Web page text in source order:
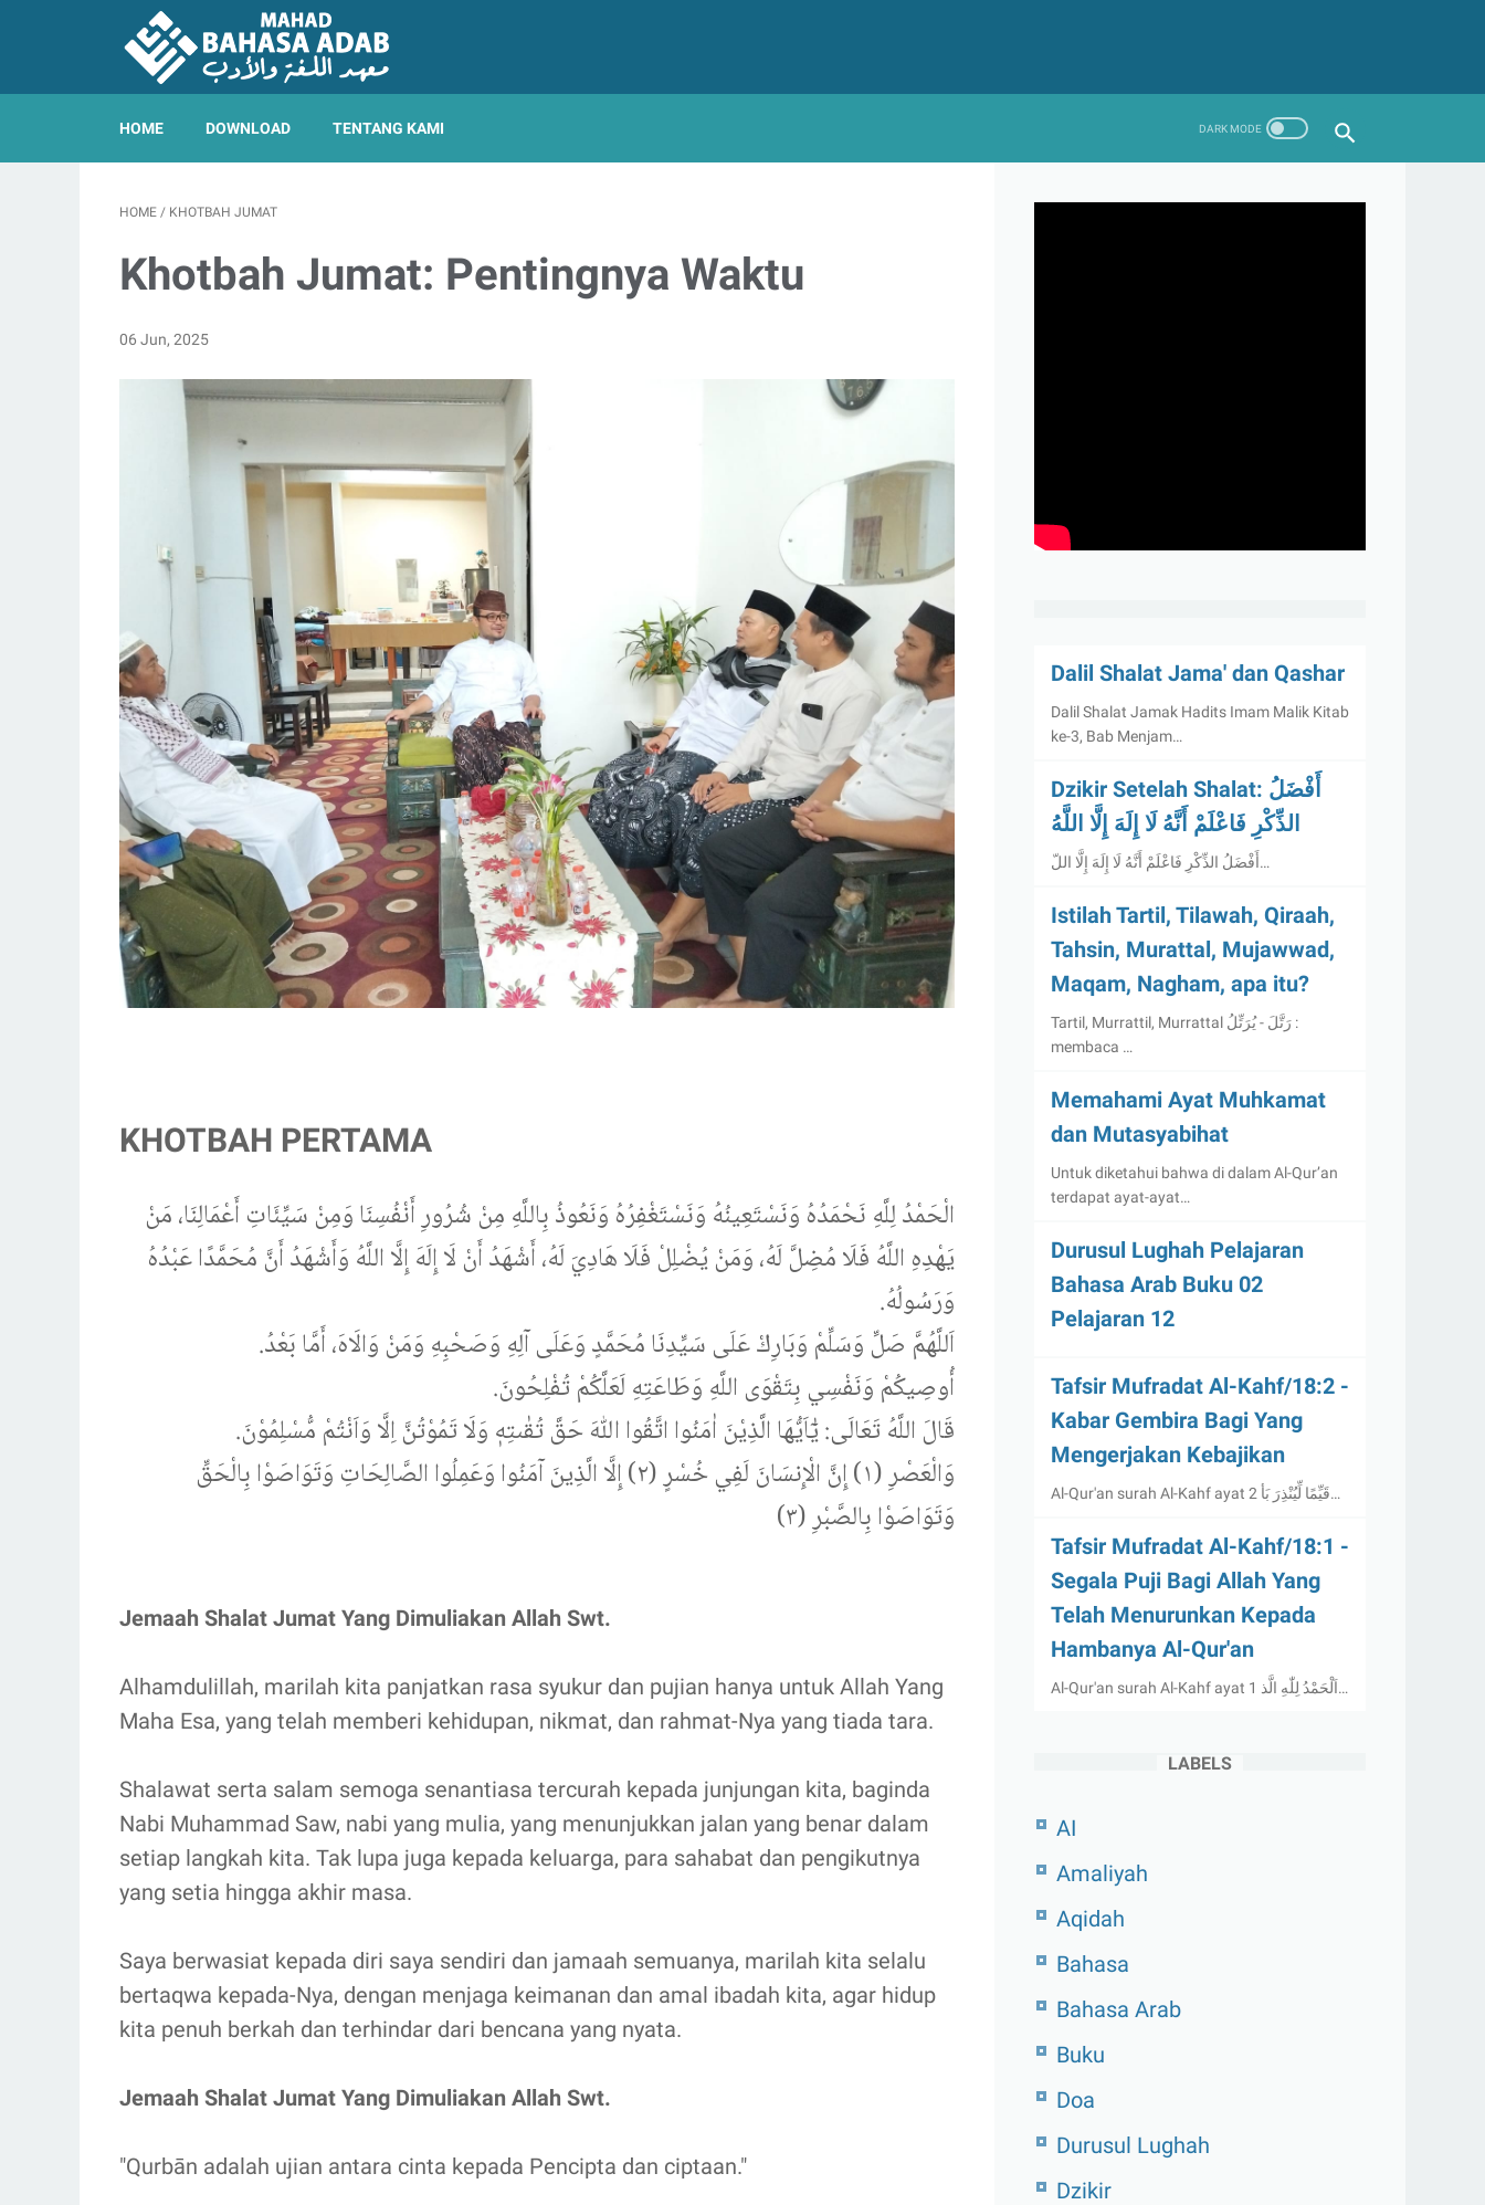
HOME DOWNLOAD TENTANG KAMI
HOME / KHOTBAH JUMAT
Khotbah Jumat: Pentingnya Waktu
06 Jun, 2025
KHOTBAH PERTAMA
الْحَمْدُ لِلَّهِ نَحْمَدُهُ وَنَسْتَعِينُهُ وَنَسْتَغْفِرُهُ وَنَعُوذُ بِاللَّهِ مِنْ شُرُورِ أَنْفُسِنَا وَمِنْ سَيِّئَاتِ أَعْمَالِنَا، مَنْ
يَهْدِهِ اللَّهُ فَلَا مُضِلَّ لَهُ، وَمَنْ يُضْلِلْ فَلَا هَادِيَ لَهُ، أَشْهَدُ أَنْ لَا إِلَهَ إِلَّا اللَّهُ وَأَشْهَدُ أَنَّ مُحَمَّدًا عَبْدُهُ
وَرَسُولُهُ.
اَللَّهُمَّ صَلِّ وَسَلِّمْ وَبَارِكْ عَلَى سَيِّدِنَا مُحَمَّدٍ وَعَلَى آلِهِ وَصَحْبِهِ وَمَنْ وَالَاهَ، أَمَّا بَعْدُ.
أُوصِيكُمْ وَنَفْسِي بِتَقْوَى اللَّهِ وَطَاعَتِهِ لَعَلَّكُمْ تُفْلِحُونَ.
قَالَ اللَّهُ تَعَالَى: يٰٓاَيُّهَا الَّذِيْنَ اٰمَنُوا اتَّقُوا اللّٰهَ حَقَّ تُقٰىتِهٖ وَلَا تَمُوْتُنَّ اِلَّا وَاَنْتُمْ مُّسْلِمُوْنَ.
وَالْعَصْرِ (١) إِنَّ الْإِنسَانَ لَفِي خُسْرٍ (٢) إِلَّا الَّذِينَ آمَنُوا وَعَمِلُوا الصَّالِحَاتِ وَتَوَاصَوْا بِالْحَقِّ
وَتَوَاصَوْا بِالصَّبْرِ (٣)
Jemaah Shalat Jumat Yang Dimuliakan Allah Swt.
Alhamdulillah, marilah kita panjatkan rasa syukur dan pujian hanya untuk Allah Yang
Maha Esa, yang telah memberi kehidupan, nikmat, dan rahmat-Nya yang tiada tara.
Shalawat serta salam semoga senantiasa tercurah kepada junjungan kita, baginda
Nabi Muhammad Saw, nabi yang mulia, yang menunjukkan jalan yang benar dalam
setiap langkah kita. Tak lupa juga kepada keluarga, para sahabat dan pengikutnya
yang setia hingga akhir masa.
Saya berwasiat kepada diri saya sendiri dan jamaah semuanya, marilah kita selalu
bertaqwa kepada-Nya, dengan menjaga keimanan dan amal ibadah kita, agar hidup
kita penuh berkah dan terhindar dari bencana yang nyata.
Jemaah Shalat Jumat Yang Dimuliakan Allah Swt.
"Qurbān adalah ujian antara cinta kepada Pencipta dan ciptaan."
Dalil Shalat Jama' dan Qashar
Dalil Shalat Jamak Hadits Imam Malik Kitab
ke-3, Bab Menjam…
Dzikir Setelah Shalat: أَفْضَلُ
الذِّكْرِ فَاعْلَمْ أَنَّهُ لَا إِلَهَ إِلَّا اللَّهُ
أَفْضَلُ الذِّكْرِ فَاعْلَمْ أَنَّهُ لَا إِلَهَ إِلَّا اللّ…
Istilah Tartil, Tilawah, Qiraah,
Tahsin, Murattal, Mujawwad,
Maqam, Nagham, apa itu?
Tartil, Murrattil, Murrattal رَتَّلَ - يُرَتِّلُ :
membaca …
Memahami Ayat Muhkamat
dan Mutasyabihat
Untuk diketahui bahwa di dalam Al-Qur’an
terdapat ayat-ayat…
Durusul Lughah Pelajaran
Bahasa Arab Buku 02
Pelajaran 12
Tafsir Mufradat Al-Kahf/18:2 -
Kabar Gembira Bagi Yang
Mengerjakan Kebajikan
Al-Qur'an surah Al-Kahf ayat 2 قَيِّمًا لِّيُنْذِرَ بَأ…
Tafsir Mufradat Al-Kahf/18:1 -
Segala Puji Bagi Allah Yang
Telah Menurunkan Kepada
Hambanya Al-Qur'an
Al-Qur'an surah Al-Kahf ayat 1 اَلْحَمْدُ لِلّٰهِ الَّذ…
LABELS
AI
Amaliyah
Aqidah
Bahasa
Bahasa Arab
Buku
Doa
Durusul Lughah
Dzikir